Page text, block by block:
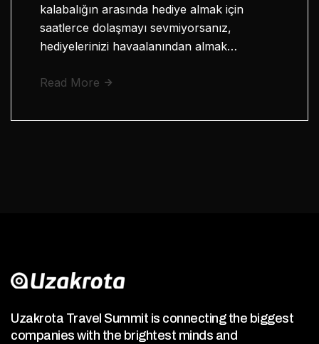
kalabalığın arasında hediye almak için
saatlerce dolaşmayı sevmiyorsanız,
hediyelerinizi havaalanından almak…
Read More
Uzakrota Travel Summit is connecting the biggest
companies with the brightest minds and